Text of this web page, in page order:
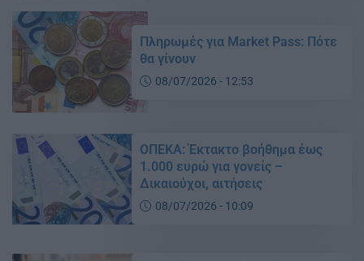
Πληρωμές για Market Pass: Πότε
θα γίνουν
08/07/2026 - 12:53
ΟΠΕΚΑ: Έκτακτο βοήθημα έως
1.000 ευρώ για γονείς –
Δικαιούχοι, αιτήσεις
08/07/2026 - 10:09